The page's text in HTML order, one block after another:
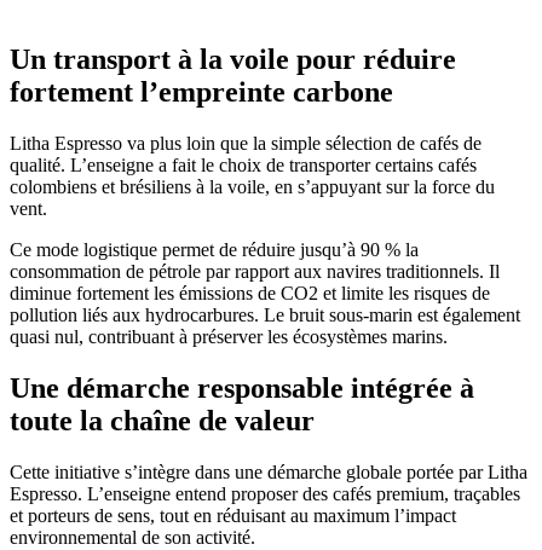
Un transport à la voile pour réduire
fortement l’empreinte carbone
Litha Espresso va plus loin que la simple sélection de cafés de
qualité. L’enseigne a fait le choix de transporter certains cafés
colombiens et brésiliens à la voile, en s’appuyant sur la force du
vent.
Ce mode logistique permet de réduire jusqu’à 90 % la
consommation de pétrole par rapport aux navires traditionnels. Il
diminue fortement les émissions de CO2 et limite les risques de
pollution liés aux hydrocarbures. Le bruit sous-marin est également
quasi nul, contribuant à préserver les écosystèmes marins.
Une démarche responsable intégrée à
toute la chaîne de valeur
Cette initiative s’intègre dans une démarche globale portée par Litha
Espresso. L’enseigne entend proposer des cafés premium, traçables
et porteurs de sens, tout en réduisant au maximum l’impact
environnemental de son activité.